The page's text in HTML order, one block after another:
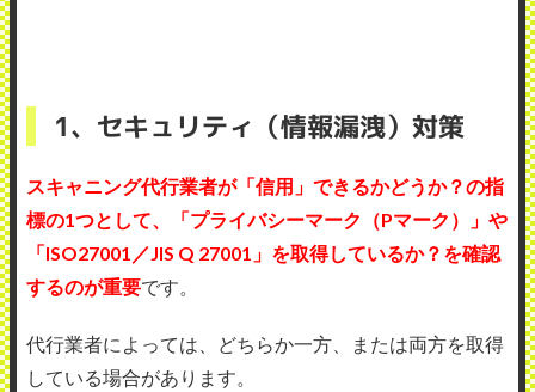
1、セキュリティ（情報漏洩）対策
スキャニング代行業者が「信用」できるかどうか？の指
標の1つとして、「プライバシーマーク（Pマーク）」や
「ISO27001／JIS Q 27001」を取得しているか？を確認
するのが重要です。
代行業者によっては、どちらか一方、または両方を取得
している場合があります。